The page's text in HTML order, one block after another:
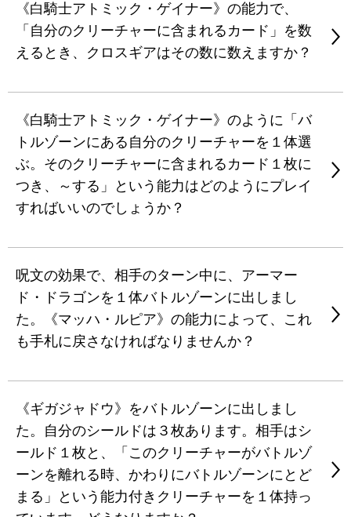
《白騎士アトミック・ゲイナー》の能力で、
「自分のクリーチャーに含まれるカード」を数
えるとき、クロスギアはその数に数えますか？
《白騎士アトミック・ゲイナー》のように「バ
トルゾーンにある自分のクリーチャーを１体選
ぶ。そのクリーチャーに含まれるカード１枚に
つき、～する」という能力はどのようにプレイ
すればいいのでしょうか？
呪文の効果で、相手のターン中に、アーマー
ド・ドラゴンを１体バトルゾーンに出しまし
た。《マッハ・ルピア》の能力によって、これ
も手札に戻さなければなりませんか？
《ギガジャドウ》をバトルゾーンに出しまし
た。自分のシールドは３枚あります。相手はシ
ールド１枚と、「このクリーチャーがバトルゾ
ーンを離れる時、かわりにバトルゾーンにとど
まる」という能力付きクリーチャーを１体持っ